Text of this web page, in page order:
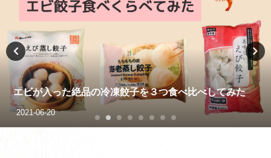
2025年きょんちの餃子活動記録
2025-12-22